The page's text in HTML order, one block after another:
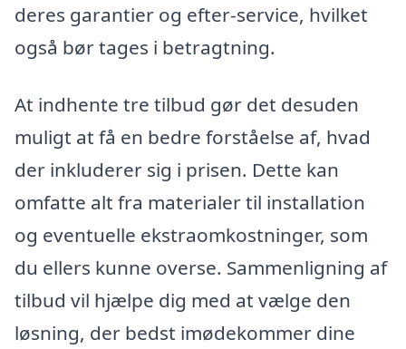
deres garantier og efter-service, hvilket
også bør tages i betragtning.
At indhente tre tilbud gør det desuden
muligt at få en bedre forståelse af, hvad
der inkluderer sig i prisen. Dette kan
omfatte alt fra materialer til installation
og eventuelle ekstraomkostninger, som
du ellers kunne overse. Sammenligning af
tilbud vil hjælpe dig med at vælge den
løsning, der bedst imødekommer dine